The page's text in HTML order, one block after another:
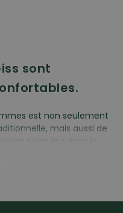
sont
est non seulement
mais aussi de
selon la saison le
edelweiss dans
Légères, elles sont
en été. En hiver,
sensation de